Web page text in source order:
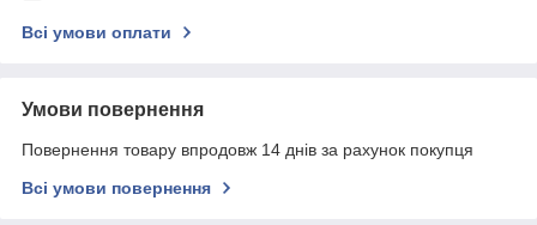
Всі умови оплати
Умови повернення
Повернення товару впродовж 14 днів за рахунок покупця
Всі умови повернення